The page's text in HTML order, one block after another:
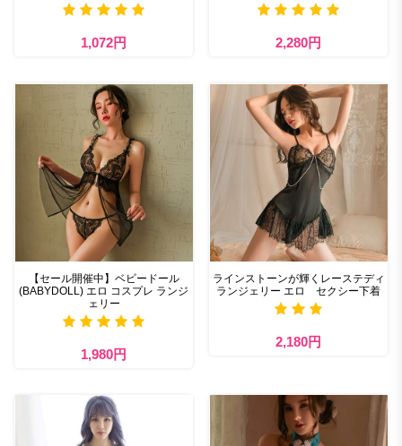
1,072円 2,280円
【セール開催中】ベビードール
(BABYDOLL) エロ コスプレ ランジ
ェリー
1,980円
ラインストーンが輝くレーステディ
ランジェリー エロ セクシー下着
2,180円